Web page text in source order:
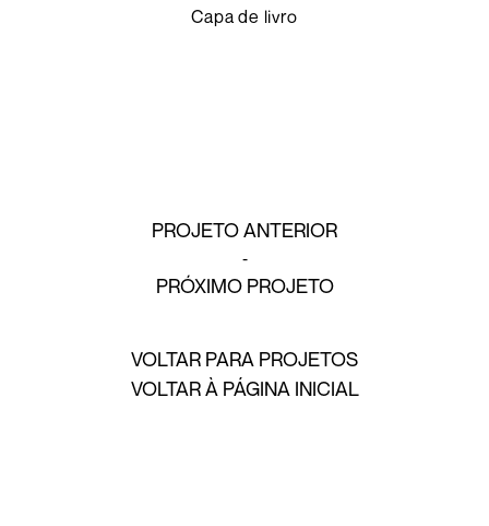
Capa de livro
PROJETO ANTERIOR
PRÓXIMO PROJETO
VOLTAR PARA PROJETOS
VOLTAR À PÁGINA INICIAL